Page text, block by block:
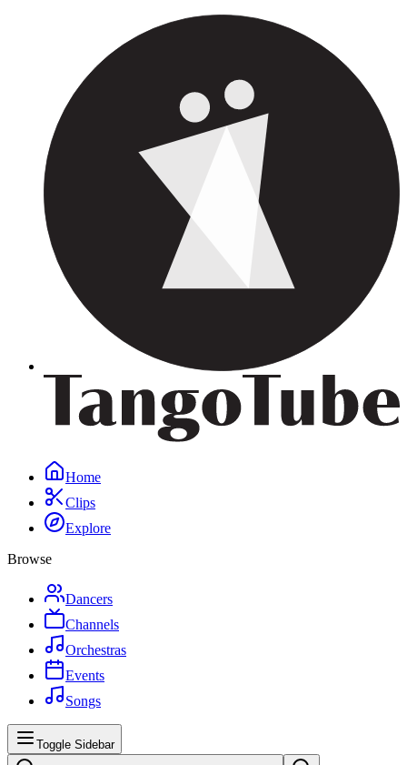
Home
Clips
Explore
Browse
Dancers
Channels
Orchestras
Events
Songs
Toggle Sidebar